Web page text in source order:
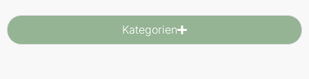
Kategorien